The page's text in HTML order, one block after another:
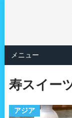
メニュー
寿スイー
アジア